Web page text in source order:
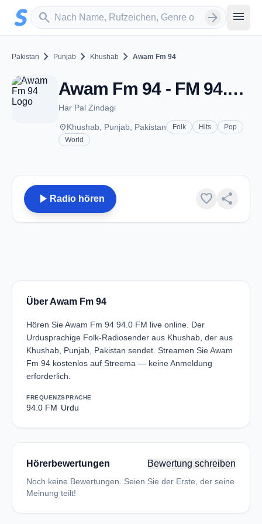
Zum Hauptinhalt springen
search
Sender suchen arrow_forward menu
Pakistan chevron_right Punjab chevron_right Khushab chevron_right Awam Fm 94
Awam Fm 94 - FM 94.0 - Khushab
Har Pal Zindagi
placeKhushab, Punjab, Pakistan Folk Hits
Pop
World
play_arrow Radio hören favorite share
Über Awam Fm 94
Hören Sie Awam Fm 94 94.0 FM live online. Der
Urdusprachige Folk-Radiosender aus Khushab, der aus
Khushab, Punjab, Pakistan sendet. Streamen Sie Awam
Fm 94 kostenlos auf Streema — keine Anmeldung
erforderlich.
FREQUENZ
94.0 FM
SPRACHE
Urdu
Hörerbewertungen Bewertung schreiben
Noch keine Bewertungen. Seien Sie der Erste, der seine
Meinung teilt!